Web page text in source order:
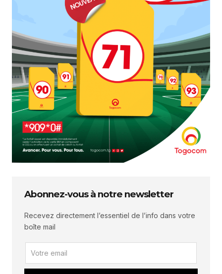
Abonnez-vous à notre newsletter
Recevez directement l’essentiel de l’info dans votre
boîte mail